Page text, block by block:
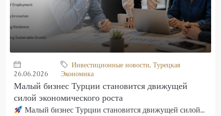
26.06.2026
Инвестиционные новости,Турецкая
Экономика
Малый бизнес Турции становится движущей
силой экономического роста
Малый бизнес Турции становится движущей силой...